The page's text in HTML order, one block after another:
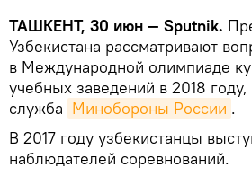
ТАШКЕНТ, 30 июн — Sputnik.
Узбекистана рассматривают
в Международной олимпиаде
учебных заведений в 2018
служба Минобороны России .
В 2017 году узбекистанцы
наблюдателей соревнований.